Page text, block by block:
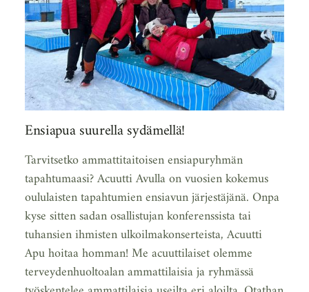
Ensiapua suurella sydämellä!
Tarvitsetko ammattitaitoisen ensiapuryhmän
tapahtumaasi? Acuutti Avulla on vuosien kokemus
oululaisten tapahtumien ensiavun järjestäjänä. Onpa
kyse sitten sadan osallistujan konferenssista tai
tuhansien ihmisten ulkoilmakonserteista, Acuutti
Apu hoitaa homman! Me acuuttilaiset olemme
terveydenhuoltoalan ammattilaisia ja ryhmässä